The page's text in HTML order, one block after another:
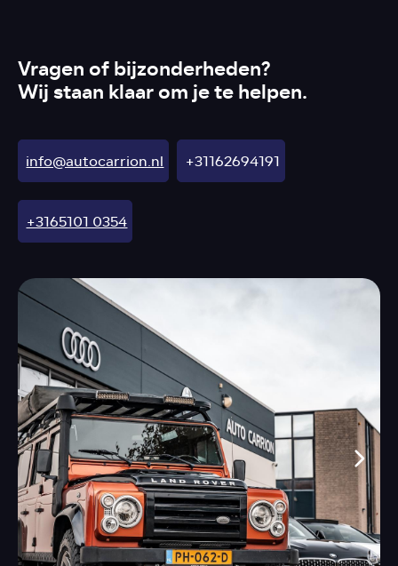
Vragen of bijzonderheden?
Wij staan klaar om je te helpen.
info@autocarrion.nl +31162694191
+3165101 0354